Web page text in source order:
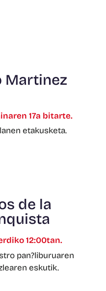
Martinez
17a bitarte.
etakusketa.
de la
12:00tan.
pan?liburuaren
eskutik.